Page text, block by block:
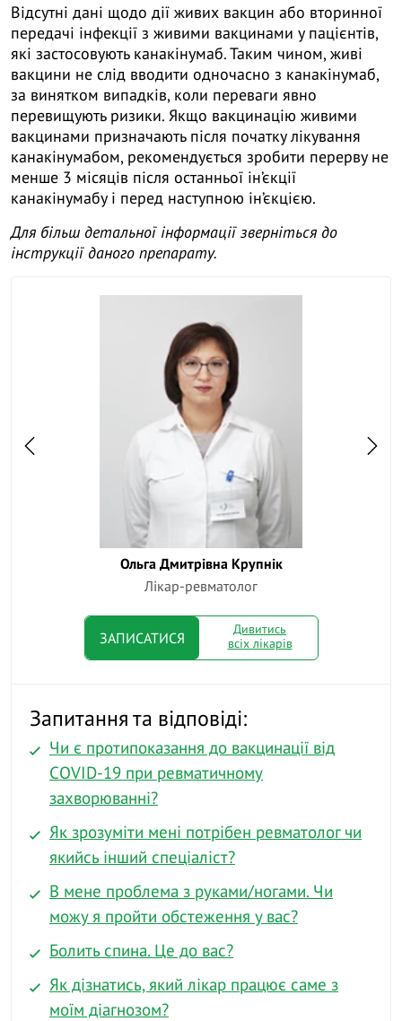
Ольга Дмитрівна Крупнік
Лікар-ревматолог
ЗАПИСАТИСЯ
Дивитись
всіх лікарів
Запитання та відповіді:
Чи є протипоказання до вакцинації від
COVID-19 при ревматичному
захворюванні?
Як зрозуміти мені потрібен ревматолог чи
якийсь інший спеціаліст?
В мене проблема з руками/ногами. Чи
можу я пройти обстеження у вас?
Болить спина. Це до вас?
Як дізнатись, який лікар працює саме з
моїм діагнозом?
Відсутні дані щодо дії живих вакцин або вторинної
передачі інфекції з живими вакцинами у пацієнтів,
які застосовують канакінумаб. Таким чином, живі
вакцини не слід вводити одночасно з канакінумаб,
за винятком випадків, коли переваги явно
перевищують ризики. Якщо вакцинацію живими
вакцинами призначають після початку лікування
канакінумабом, рекомендується зробити перерву не
менше 3 місяців після останньої ін’єкції
канакінумабу і перед наступною ін’єкцією.
Для більш детальної інформації зверніться до
інструкції даного препарату.